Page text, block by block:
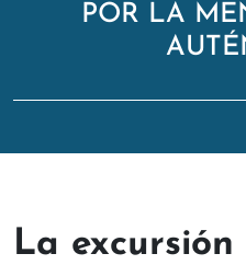
POR LA
La excursión